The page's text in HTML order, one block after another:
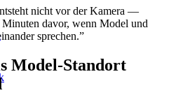
nicht vor der Kamera —
Minuten davor, wenn Model und
sprechen.”
Model-Standort